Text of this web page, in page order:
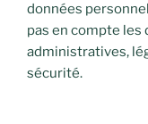
données
pas en compte les
administratives,
sécurité.